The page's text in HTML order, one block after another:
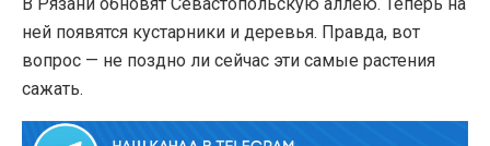
ней появятся кустарники и деревья. Правда, вот
вопрос — не поздно ли сейчас эти самые растения
сажать.